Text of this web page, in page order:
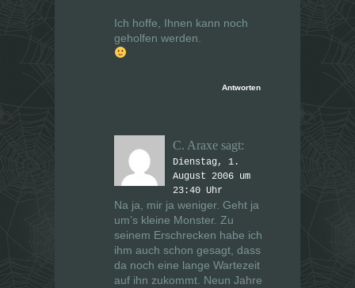
Ich hoffe, Ihnen kann noch
geholfen werden.
Antworten
C. Araxe sagt:
Dienstag, 1.
August 2006 um
23:40 Uhr
Na ja, mir ja weniger. Geht ja
um’s kleine Monster. Zu
seinem Erschrecken habe ich
ihm auch schon gesagt, dass
da noch eine lange Wartezeit
auf ihn zukommt. Neun Jahre